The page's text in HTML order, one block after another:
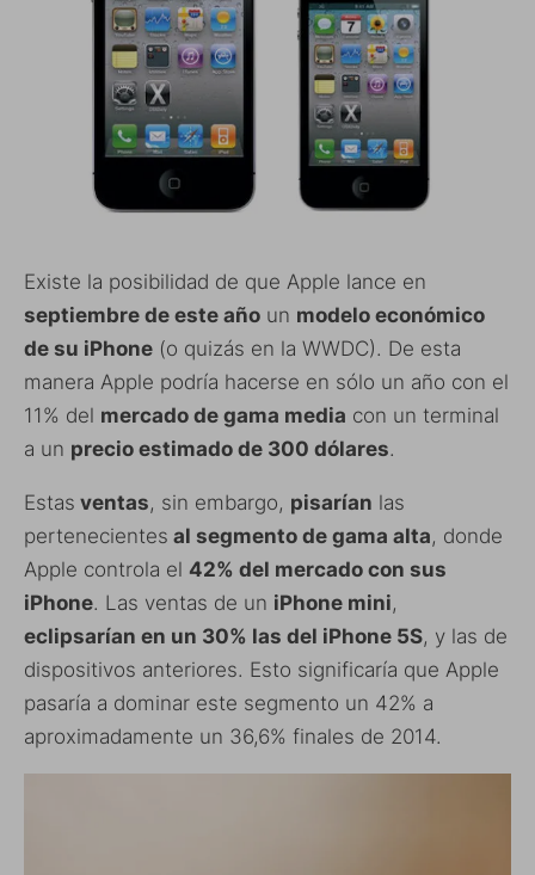
Existe la posibilidad de que Apple lance en
septiembre de este año un modelo económico
de su iPhone (o quizás en la WWDC). De esta
manera Apple podría hacerse en sólo un año con el
11% del mercado de gama media con un terminal
a un precio estimado de 300 dólares.
Estas ventas, sin embargo, pisarían las
pertenecientes al segmento de gama alta, donde
Apple controla el 42% del mercado con sus
iPhone. Las ventas de un iPhone mini,
eclipsarían en un 30% las del iPhone 5S, y las de
dispositivos anteriores. Esto significaría que Apple
pasaría a dominar este segmento un 42% a
aproximadamente un 36,6% finales de 2014.